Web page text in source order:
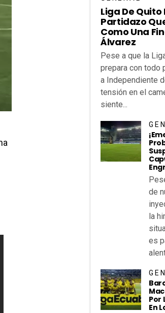
Liga De Quito
Partidazo
Como Una
Álvarez
Pese a que la
prepara con todo
a Independiente
tensión en el
siente...
de
la
es
Por
En